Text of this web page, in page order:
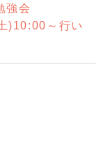
強会
)10:00～行い